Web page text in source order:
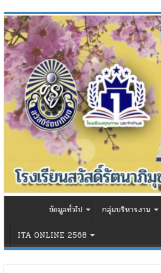
ข้อมูลทั่วไป กลุ่มบริหารงาน
ITA ONLINE 2568